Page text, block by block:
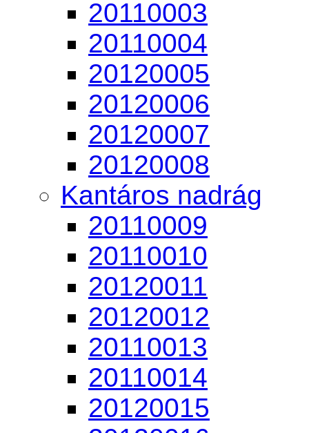
20110003
20110004
20120005
20120006
20120007
20120008
Kantáros nadrág
20110009
20110010
20120011
20120012
20110013
20110014
20120015